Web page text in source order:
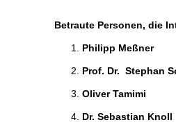
Betraute Personen, die
Philipp Meßner
Prof. Dr.  Stephan
Oliver Tamimi
Dr. Sebastian Knoll